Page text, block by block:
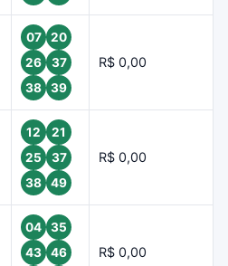
07
20
26
37
38
39
R$ 0,00
12
21
25
37
38
49
R$ 0,00
04
35
43
46
R$ 0,00